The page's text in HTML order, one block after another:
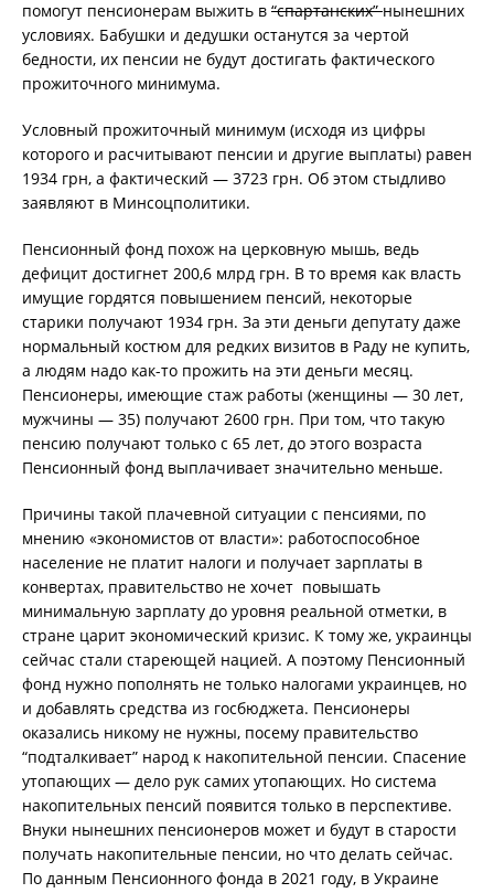
помогут пенсионерам выжить в “спартанских”нынешних
условиях. Бабушки и дедушки останутся за чертой
бедности, их пенсии не будут достигать фактического
прожиточного минимума.
Условный прожиточный минимум (исходя из цифры
которого и расчитывают пенсии и другие выплаты) равен
1934 грн, а фактический — 3723 грн. Об этом стыдливо
заявляют в Минсоцполитики.
Пенсионный фонд похож на церковную мышь, ведь
дефицит достигнет 200,6 млрд грн. В то время как власть
имущие гордятся повышением пенсий, некоторые
старики получают 1934 грн. За эти деньги депутату даже
нормальный костюм для редких визитов в Раду не купить,
а людям надо как-то прожить на эти деньги месяц.
Пенсионеры, имеющие стаж работы (женщины — 30 лет,
мужчины — 35) получают 2600 грн. При том, что такую
пенсию получают только с 65 лет, до этого возраста
Пенсионный фонд выплачивает значительно меньше.
Причины такой плачевной ситуации с пенсиями, по
мнению «экономистов от власти»: работоспособное
население не платит налоги и получает зарплаты в
конвертах, правительство не хочет повышать
минимальную зарплату до уровня реальной отметки, в
стране царит экономический кризис. К тому же, украинцы
сейчас стали стареющей нацией. А поэтому Пенсионный
фонд нужно пополнять не только налогами украинцев, но
и добавлять средства из госбюджета. Пенсионеры
оказались никому не нужны, посему правительство
“подталкивает” народ к накопительной пенсии. Спасение
утопающих — дело рук самих утопающих. Но система
накопительных пенсий появится только в перспективе.
Внуки нынешних пенсионеров может и будут в старости
получать накопительные пенсии, но что делать сейчас.
По данным Пенсионного фонда в 2021 году, в Украине